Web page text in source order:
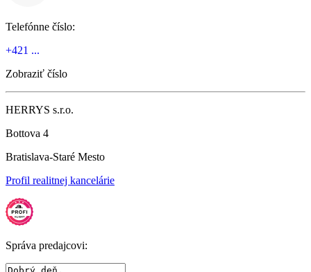
Telefónne číslo:
+421 ...
Zobraziť číslo
HERRYS s.r.o.
Bottova 4
Bratislava-Staré Mesto
Profil realitnej kancelárie
Správa predajcovi: